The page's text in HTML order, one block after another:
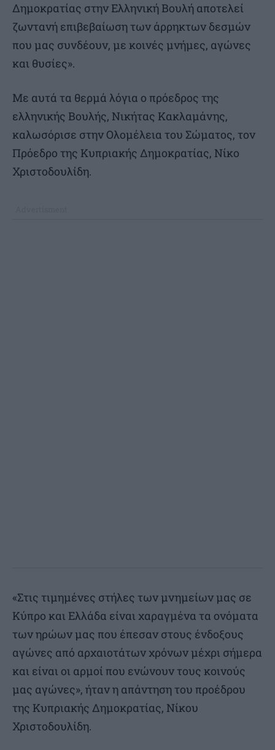
Δημοκρατίας στην Ελληνική Βουλή αποτελεί
ζωντανή επιβεβαίωση των άρρηκτων δεσμών
που μας συνδέουν, με κοινές μνήμες, αγώνες
και θυσίες».
Με αυτά τα θερμά λόγια ο πρόεδρος της
ελληνικής Βουλής, Νικήτας Κακλαμάνης,
καλωσόρισε στην Ολομέλεια του Σώματος, τον
Πρόεδρο της Κυπριακής Δημοκρατίας, Νίκο
Χριστοδουλίδη.
«Στις τιμημένες στήλες των μνημείων μας σε
Κύπρο και Ελλάδα είναι χαραγμένα τα ονόματα
των ηρώων μας που έπεσαν στους ένδοξους
αγώνες από αρχαιοτάτων χρόνων μέχρι σήμερα
και είναι οι αρμοί που ενώνουν τους κοινούς
μας αγώνες», ήταν η απάντηση του προέδρου
της Κυπριακής Δημοκρατίας, Νίκου
Χριστοδουλίδη.